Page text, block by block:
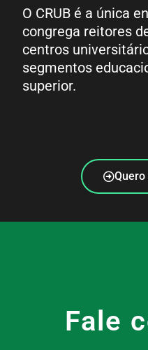
O CRUB é a única
congrega reitores
centros
segmentos
superior.
Fale